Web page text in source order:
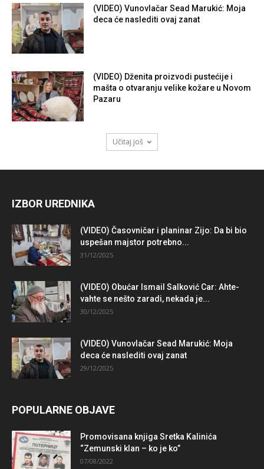
(VIDEO) Vunovlačar Sead Marukić: Moja
deca će naslediti ovaj zanat
(VIDEO) Dženita proizvodi pustećije i
mašta o otvaranju velike kožare u Novom
Pazaru
Učitaj još
IZBOR UREDNIKA
(VIDEO) Časovničar i planinar Zijo: Da bi bio
uspešan majstor potrebno...
31/12/2025
(VIDEO) Obućar Ismail Salković Car: Ahte-
vahte se nešto zaradi, nekada je...
30/12/2025
(VIDEO) Vunovlačar Sead Marukić: Moja
deca će naslediti ovaj zanat
29/12/2025
POPULARNE OBJAVE
Promovisana knjiga Sretka Kalinića
“Zemunski klan – ko je ko”
07/08/2022